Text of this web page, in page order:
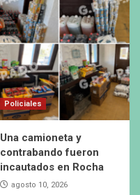
Policiales
Una camioneta y
contrabando fueron
incautados en Rocha
agosto 10, 2026